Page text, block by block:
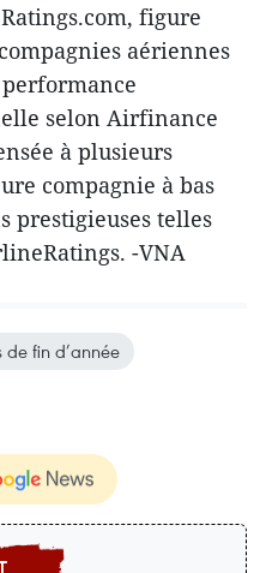
figure
aériennes
selon Airfinance
à plusieurs
compagnie à bas
prestigieuses telles
-VNA
de fin d’année